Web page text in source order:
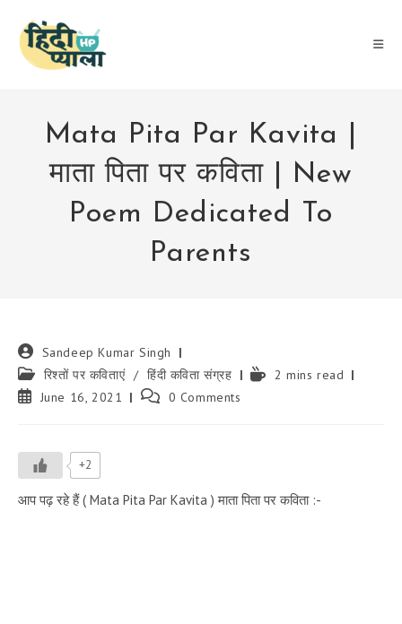
content
Mata Pita Par Kavita |
माता पिता पर कविता | New
Poem Dedicated To
Parents
Post
author:
Sandeep Kumar Singh
Post
category:
रिश्तों पर कविताएं / हिंदी कविता संग्रह
Reading2 mins read
PostJune 16, 2021
Post 0 Comments
+2
आप पढ़ रहे हैं ( Mata Pita Par Kavita ) माता पिता पर कविता :-